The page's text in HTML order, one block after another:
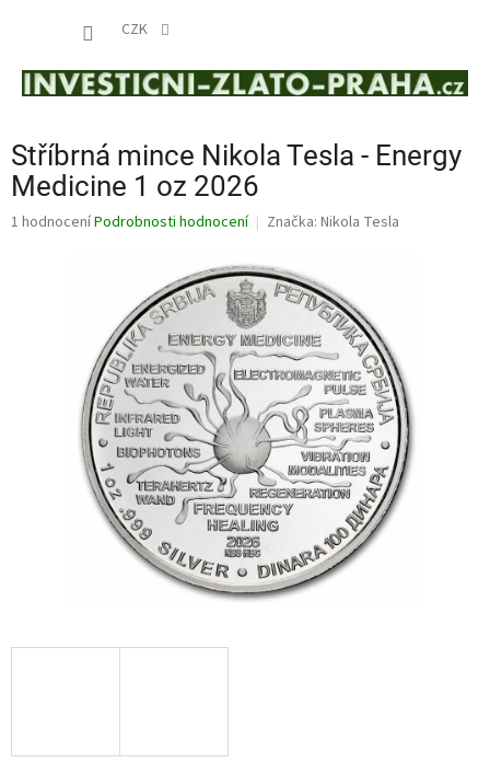
CZK
Stříbrná mince Nikola Tesla - Energy
Medicine 1 oz 2026
Průměrné
1 hodnoceníPodrobnosti hodnocení Značka: Nikola Tesla